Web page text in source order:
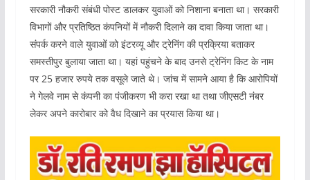
सरकारी नौकरी संबंधी पोस्ट डालकर युवाओं को निशाना बनाता था। सरकारी
विभागों और प्रतिष्ठित कंपनियों में नौकरी दिलाने का दावा किया जाता था।
संपर्क करने वाले युवाओं को इंटरव्यू और ट्रेनिंग की प्रक्रिया बताकर
समस्तीपुर बुलाया जाता था। यहां पहुंचने के बाद उनसे ट्रेनिंग किट के नाम
पर 25 हजार रुपये तक वसूले जाते थे। जांच में सामने आया है कि आरोपियों
ने गेलवे नाम से कंपनी का पंजीकरण भी करा रखा था तथा जीएसटी नंबर
लेकर अपने कारोबार को वैध दिखाने का प्रयास किया था।